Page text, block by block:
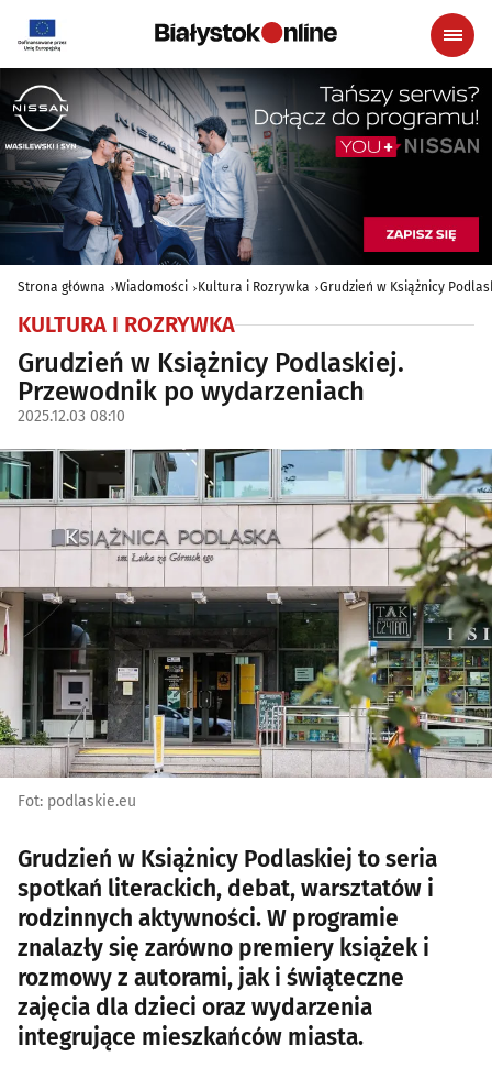
Strona główna Wiadomości Kultura i Rozrywka Grudzień w Książnicy
KULTURA I ROZRYWKA
Grudzień w Książnicy Podlaskiej.
Przewodnik po wydarzeniach
2025.12.03 08:10
Fot: podlaskie.eu
Grudzień w Książnicy Podlaskiej to seria
spotkań literackich, debat, warsztatów i
rodzinnych aktywności. W programie
znalazły się zarówno premiery książek i
rozmowy z autorami, jak i świąteczne
zajęcia dla dzieci oraz wydarzenia
integrujące mieszkańców miasta.